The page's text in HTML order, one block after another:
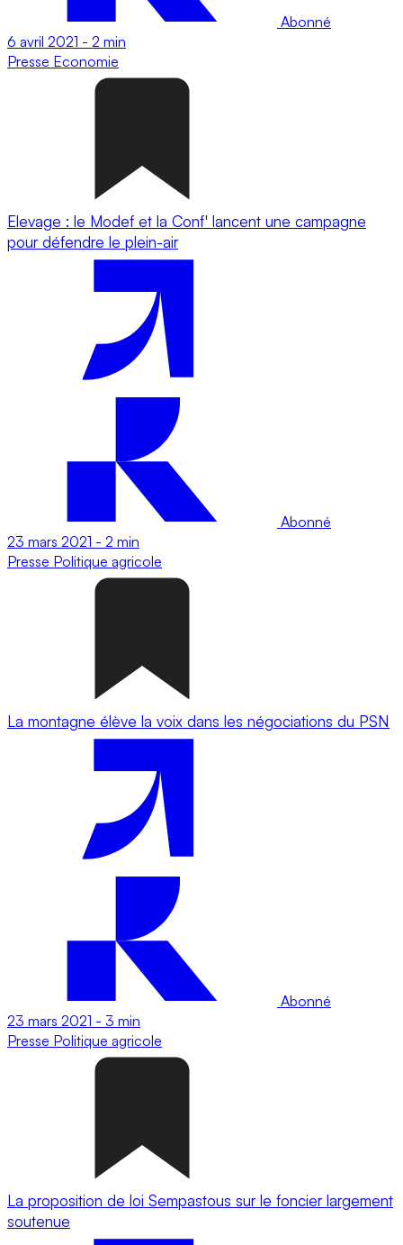
Abonné
6 avril 2021 - 2 min
Presse Economie
Elevage : le Modef et la Conf' lancent une campagne
pour défendre le plein-air
Abonné
23 mars 2021 - 2 min
Presse Politique agricole
La montagne élève la voix dans les négociations du PSN
Abonné
23 mars 2021 - 3 min
Presse Politique agricole
La proposition de loi Sempastous sur le foncier largement
soutenue